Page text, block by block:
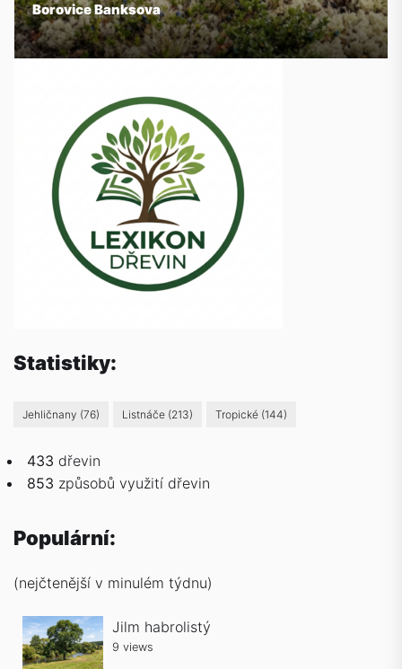
Borovice Banksova
Statistiky:
Jehličnany (76) Listnáče (213) Tropické (144)
433 dřevin
853 způsobů využití dřevin
Populární:
(nejčtenější v minulém týdnu)
Jilm habrolistý
9 views